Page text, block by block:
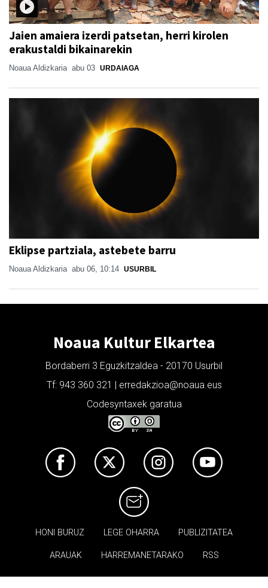
Jaien amaiera izerdi patsetan, herri kirolen
erakustaldi bikainarekin
Noaua Aldizkaria abu 03 URDAIAGA
Eklipse partziala, astebete barru
Noaua Aldizkaria abu 06, 10:14 USURBIL
Noaua Kultur Elkartea
Bordaberri 3 Eguzkitzaldea - 20170 Usurbil
Tf: 943 360 321 | erredakzioa@noaua.eus
Codesyntaxek garatua
HONI BURUZ LEGE OHARRA PUBLIZITATEA
ARAUAK HARREMANETARAKO RSS